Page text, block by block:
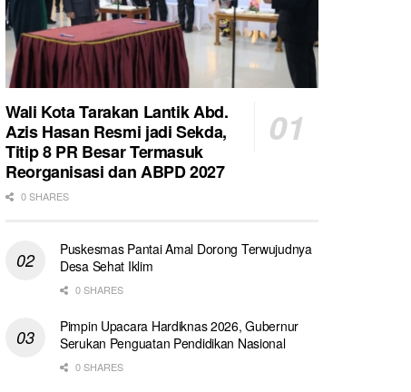
Wali Kota Tarakan Lantik Abd.
Azis Hasan Resmi jadi Sekda,
Titip 8 PR Besar Termasuk
Reorganisasi dan ABPD 2027
0 SHARES
Puskesmas Pantai Amal Dorong Terwujudnya
Desa Sehat Iklim
0 SHARES
Pimpin Upacara Hardiknas 2026, Gubernur
Serukan Penguatan Pendidikan Nasional
0 SHARES